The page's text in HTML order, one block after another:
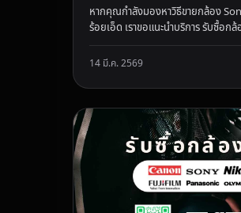
หากคุณกำลังมองหาวิธีขายกล้อง
ร้อยเอ็ด เราขอแนะนำบริการ รับซื้อ
ร้อยเอ็ด จา...
14 มี.ค. 2569